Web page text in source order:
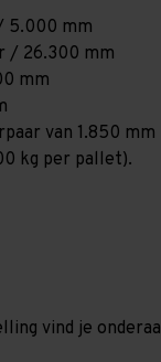
5.000 mm
/ 26.300 mm
mm
van 1.850
kg per pallet).
vind je